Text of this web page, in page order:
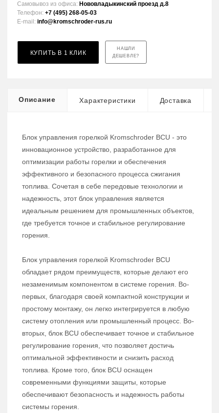
Самовывоз из офиса: Нововладыкинский проезд д.8
Телефон: +7 (495) 268-05-03
E-mail: info@kromschroder-rus.ru
КУПИТЬ В 1 КЛИК
НАШЛИ
ДЕШЕВЛЕ?
Описание Характеристики Доставка
Блок управления горелкой Kromschroder BCU - это
инновационное устройство, разработанное для
оптимизации работы горелки и обеспечения
эффективного и безопасного процесса сжигания
топлива. Сочетая в себе передовые технологии и
надежность, этот блок управления является
идеальным решением для промышленных объектов,
где требуется точное и стабильное регулирование
горения.
Блок управления горелкой Kromschroder BCU
обладает рядом преимуществ, которые делают его
незаменимым компонентом в системе горения. Во-
первых, благодаря своей компактной конструкции и
простому монтажу, он легко интегрируется в любую
систему отопления или промышленный процесс. Во-
вторых, блок BCU обеспечивает точное и стабильное
регулирование горения, что позволяет достичь
оптимальной эффективности и снизить расход
топлива. Кроме того, блок BCU оснащен
современными функциями защиты, которые
обеспечивают безопасность и надежность работы
системы горения.